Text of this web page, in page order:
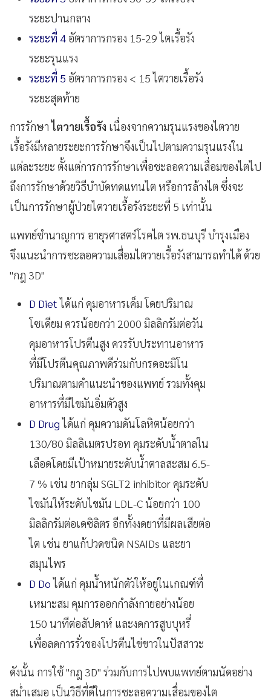
ระยะปานกลาง
ระยะที่ 4 อัตราการกรอง 15-29 ไตเรื้อรัง
ระยะรุนแรง
ระยะที่ 5 อัตราการกรอง < 15 ไตวายเรื้อรัง
ระยะสุดท้าย
การรักษาไตวายเรื้อรัง เนื่องจากความรุนแรงของไตวาย
เรื้อรังมีหลายระยะการรักษาจึงเป็นไปตามความรุนแรงใน
แต่ละระยะ ตั้งแต่การการรักษาเพื่อชะลอความเสื่อมของไตไป
ถึงการรักษาด้วยวิธีบำบัดทดแทนไต หรือการล้างไต ซึ่งจะ
เป็นการรักษาผู้ป่วยไตวายเรื้อรังระยะที่ 5 เท่านั้น
แพทย์ชำนาญการ อายุรศาสตร์โรคไต รพ.ธนบุรี บำรุงเมือง
จึงแนะนำการชะลอความเสื่อมไตวายเรื้อรังสามารถทำได้ ด้วย
"กฎ 3D"
D Dietได้แก่ คุมอาหารเค็ม โดยปริมาณ
โซเดียม ควรน้อยกว่า 2000 มิลลิกรัมต่อวัน
คุมอาหารโปรตีนสูง ควรรับประทานอาหาร
ที่มีโปรตีนคุณภาพดีร่วมกับกรดอะมิโน
ปริมาณตามคำแนะนำของแพทย์ รวมทั้งคุม
อาหารที่มีไขมันอิ่มตัวสูง
D Drugได้แก่ คุมความดันโลหิตน้อยกว่า
130/80 มิลลิเมตรปรอท คุมระดับน้ำตาลใน
เลือดโดยมีเป้าหมายระดับน้ำตาลสะสม 6.5-
7 % เช่น ยากลุ่ม SGLT2 inhibitor คุมระดับ
ไขมันให้ระดับไขมัน LDL-C น้อยกว่า 100
มิลลิกรัมต่อเดซิลิตร อีกทั้งงดยาที่มีผลเสียต่อ
ไต เช่น ยาแก้ปวดชนิด NSAIDs และยา
สมุนไพร
D Doได้แก่ คุมน้ำหนักตัวให้อยู่ในเกณฑ์ที่
เหมาะสม คุมการออกกำลังกายอย่างน้อย
150 นาทีต่อสัปดาห์ และงดการสูบบุหรี่
เพื่อลดการรั่วของโปรตีนไข่ขาวในปัสสาวะ
ดังนั้น การใช้ "กฎ 3D" ร่วมกับการไปพบแพทย์ตามนัดอย่าง
สม่ำเสมอ เป็นวิธีที่ดีในการชะลอความเสื่อมของไต